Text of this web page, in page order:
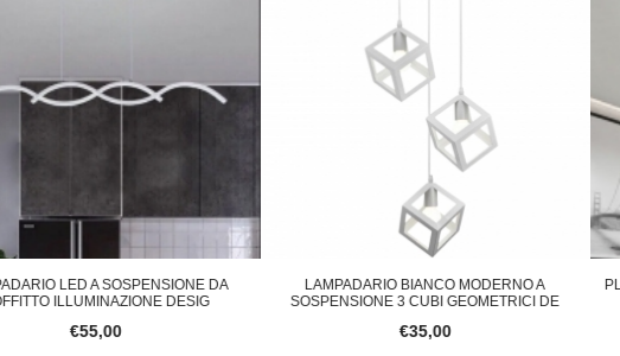
LAMPADARIO BIANCO MODERNO A
SOSPENSIONE 3 CUBI GEOMETRICI DE
€35,00
PLAFONIERA LAMPADARIO MODERNO CON
ILLUMINAZIONE LED DA SOFFI
€79,00